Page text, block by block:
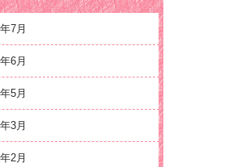
7月
6月
5月
3月
2月